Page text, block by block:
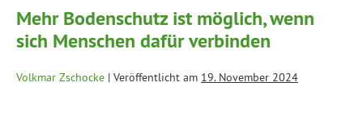
Mehr Bodenschutz ist möglich, wenn
sich Menschen dafür verbinden
Volkmar Zschocke | Veröffentlicht am 19. November 2024